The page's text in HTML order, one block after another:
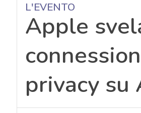
L'EVENTO
Apple
privacy su